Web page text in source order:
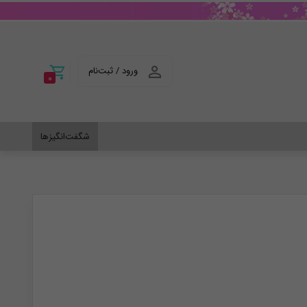
0
ورود / ثبت‌نام
شگفت‌انگیزها